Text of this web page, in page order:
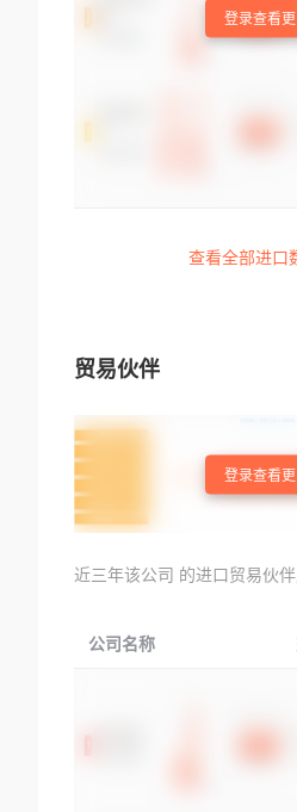
登录查看
查看全部进口
贸易伙伴
登录查看
近三年该公司 的进口贸易伙
公司名称